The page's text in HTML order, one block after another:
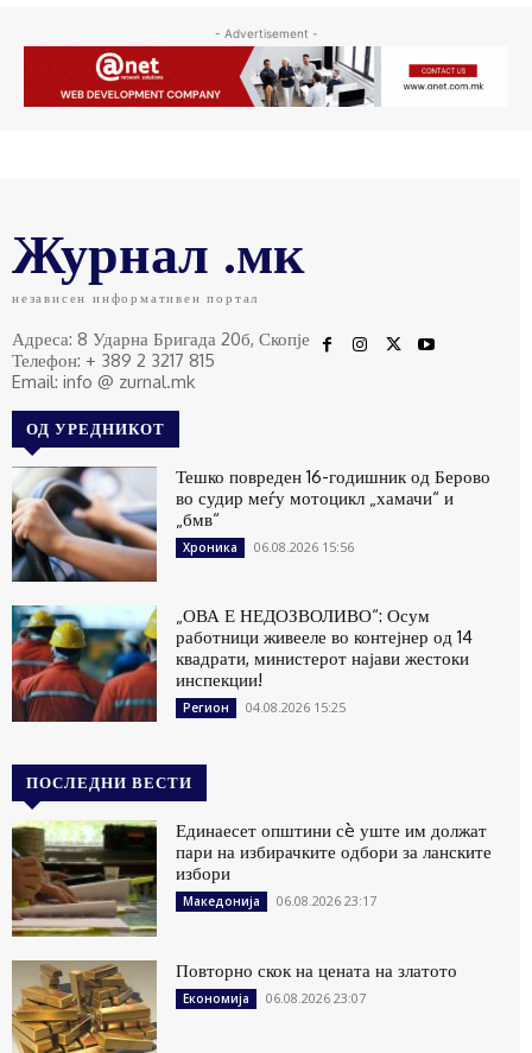
- Advertisement -
Журнал .мк
независен информативен портал
Адреса: 8 Ударна Бригада 20б, Скопје
Телефон: + 389 2 3217 815
Email: info @ zurnal.mk
ОД УРЕДНИКОТ
Тешко повреден 16-годишник од Берово
во судир меѓу мотоцикл „хамачи“ и
„бмв“
Хроника 06.08.2026 15:56
„ОВА Е НЕДОЗВОЛИВО“: Осум
работници живееле во контејнер од 14
квадрати, министерот најави жестоки
инспекции!
Регион 04.08.2026 15:25
ПОСЛЕДНИ ВЕСТИ
Единаесет општини сè уште им должат
пари на избирачките одбори за ланските
избори
Македонија 06.08.2026 23:17
Повторно скок на цената на златото
Економија 06.08.2026 23:07